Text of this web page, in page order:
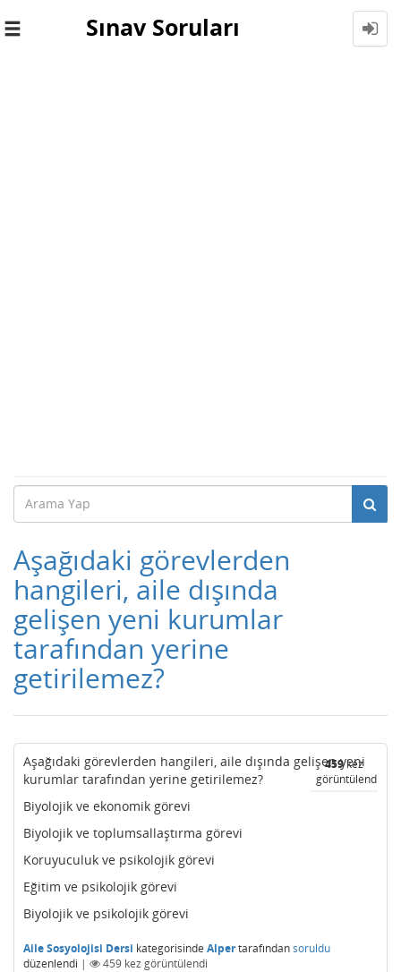
Toggle
Sınav Soruları
Aşağıdaki görevlerden
hangileri, aile dışında
gelişen yeni kurumlar
tarafından yerine
getirilemez?
459kez
görüntülendi
Aşağıdaki görevlerden hangileri, aile dışında gelişen yeni
kurumlar tarafından yerine getirilemez?
Biyolojik ve ekonomik görevi
Biyolojik ve toplumsallaştırma görevi
Koruyuculuk ve psikolojik görevi
Eğitim ve psikolojik görevi
Biyolojik ve psikolojik görevi
Aile Sosyolojisi Dersi kategorisinde Alpertarafındansoruldu
düzenlendi | 459 kez görüntülendi